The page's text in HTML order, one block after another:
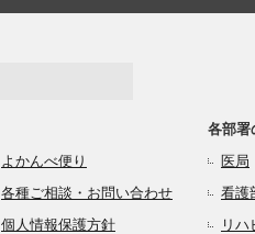
よかんべ便り
各種ご相談・お問い合わせ
個人情報保護方針
各部署
医局
看護
リ